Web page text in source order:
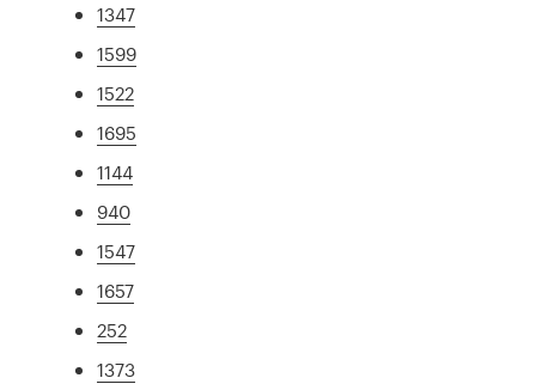
1347
1599
1522
1695
1144
940
1547
1657
252
1373